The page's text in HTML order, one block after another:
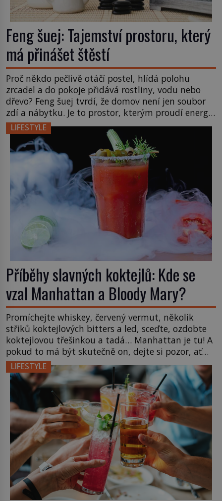
Feng šuej: Tajemství prostoru, který
má přinášet štěstí
Proč někdo pečlivě otáčí postel, hlídá polohu
zrcadel a do pokoje přidává rostliny, vodu nebo
dřevo? Feng šuej tvrdí, že domov není jen soubor
zdí a nábytku. Je to prostor, kterým proudí energie
čchi a jeho uspořádání může ovlivňovat, jak se v
něm člověk cítí. Feng šuej má kořeny ve staré Číně
a jeho historie […]
LIFESTYLE
Příběhy slavných koktejlů: Kde se
vzal Manhattan a Bloody Mary?
Promíchejte whiskey, červený vermut, několik
střiků koktejlových bitters a led, sceďte, ozdobte
koktejlovou třešinkou a tadá… Manhattan je tu! A
pokud to má být skutečně on, dejte si pozor, ať
místo klasické americké rye whiskey či klidně
bourbonu nepoužijete skotskou whisku. Co se
stane? Inu, koktejl bude stále skvělý, ale už to
nebude Manhattan ale […]
LIFESTYLE